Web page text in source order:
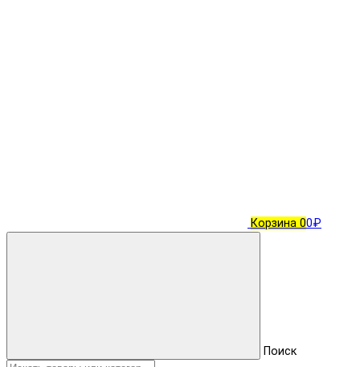
Корзина 00₽
Поиск